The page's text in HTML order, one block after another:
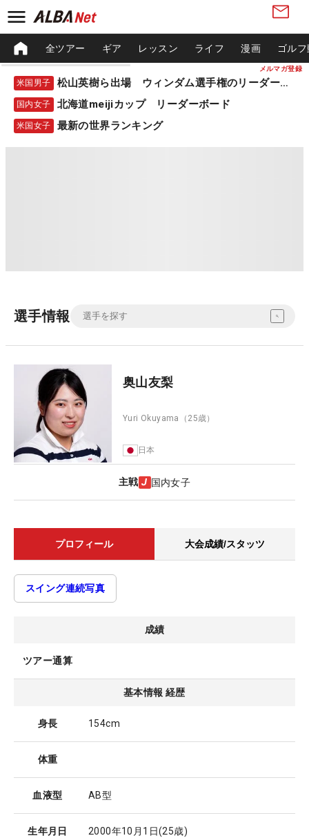
メルマガ登録
全ツアー ギア レッスン ライフ 漫画 ゴル
米国男子 松山英樹ら出場 ウィンダム選手権のリーダーボード
国内女子 北海道meijiカップ リーダーボード
米国女子 最新の世界ランキング
選手情報
奥山友梨
Yuri Okuyama （25歳）
日本
主戦 国内女子
プロフィール 大会成績/スタッツ
スイング連続写真
成績
ツアー通算
基本情報 経歴
身長 154cm
体重
血液型 AB型
生年月日 2000年10月1日(25歳)